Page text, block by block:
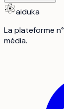
aiduka
La plateforme
média.